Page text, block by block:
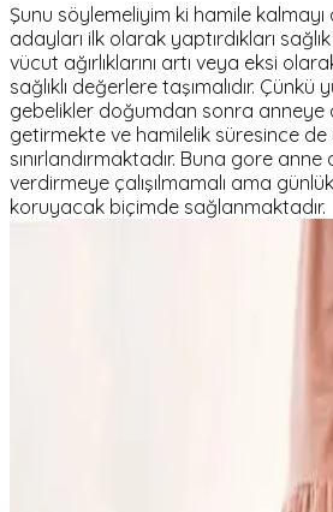
Şunu söylemeliyim ki hamile
adayları ilk olarak yaptırdıkları
vücut ağırlıklarını artı veya eksi
sağlıklı değerlere taşımalıdır.
gebelikler doğumdan sonra anneye
getirmekte ve hamilelik süresince
sınırlandırmaktadır. Buna gore anne
verdirmeye çalışılmamalı ama
koruyacak biçimde sağlanmaktadır.